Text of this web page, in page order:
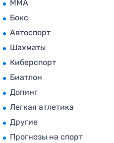
MMA
Бокс
Автоспорт
Шахматы
Киберспорт
Биатлон
Допинг
Легкая атлетика
Другие
Прогнозы на спорт